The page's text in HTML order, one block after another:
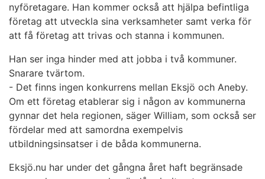
nyföretagare. Han kommer också att hjälpa befintliga
företag att utveckla sina verksamheter samt verka för
att få företag att trivas och stanna i kommunen.
Han ser inga hinder med att jobba i två kommuner.
Snarare tvärtom.
- Det finns ingen konkurrens mellan Eksjö och Aneby.
Om ett företag etablerar sig i någon av kommunerna
gynnar det hela regionen, säger William, som också ser
fördelar med att samordna exempelvis
utbildningsinsatser i de båda kommunerna.
Eksjö.nu har under det gångna året haft begränsade